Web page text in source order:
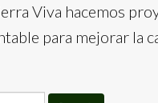
Viva hacemos
para mejorar la